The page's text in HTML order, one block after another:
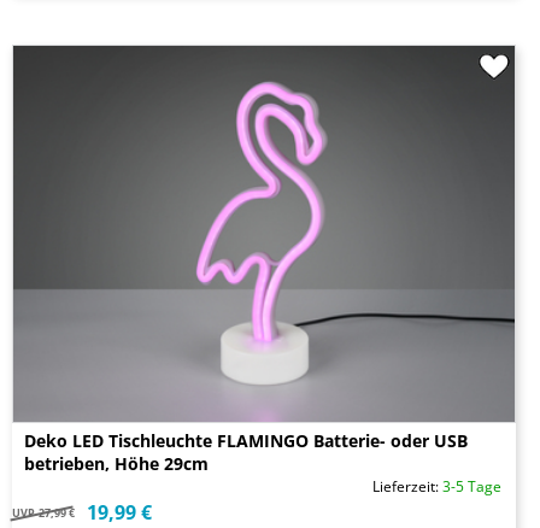
Deko LED Tischleuchte FLAMINGO Batterie- oder USB
betrieben, Höhe 29cm
Lieferzeit:3-5 Tage
UVP 27,99 € 19,99 €